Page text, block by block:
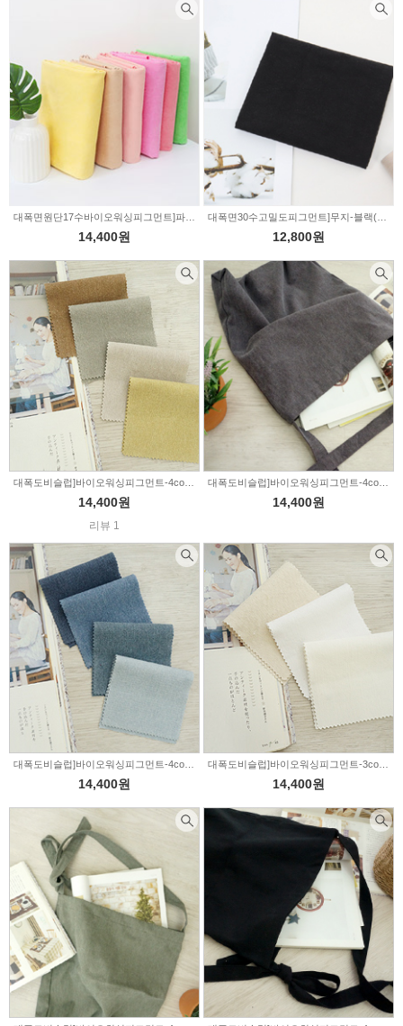
대폭면원단17수바이오워싱피그먼트]파스텔무지-6color(322808)
14,400원
대폭면30수고밀도피그먼트]무지-블랙(101-1)
12,800원
14,400원
리뷰 1
14,400원
14,400원 14,400원